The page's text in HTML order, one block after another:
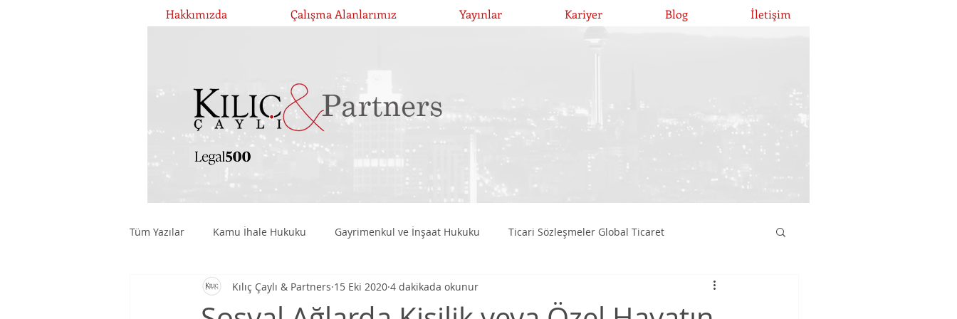
Hakkımızda Çalışma Alanlarımız Yayınlar Kariyer Blog İletişim
Tüm Yazılar Kamu İhale Hukuku Gayrimenkul ve İnşaat Hukuku Ticari Sözleşmeler Global Ticaret
Şirketler Hukuku ve Yönetişim Birleşme, Devralma ve Bölünmeler
Kılıç Çaylı & Partners 15 Eki 2020 4 dakikada okunur